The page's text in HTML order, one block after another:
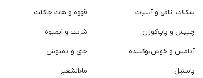
شکلات، تافی و آبنبات
چیپس و پاپ‌کورن
آدامس و خوش‌بوکننده
پاستیل
قهوه و هات چاکلت
شربت و آبمیوه
چای و دمنوش
ماءالشعیر